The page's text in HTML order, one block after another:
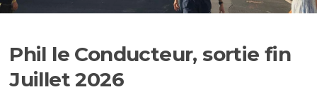
Phil le Conducteur, sortie fin
Juillet 2026